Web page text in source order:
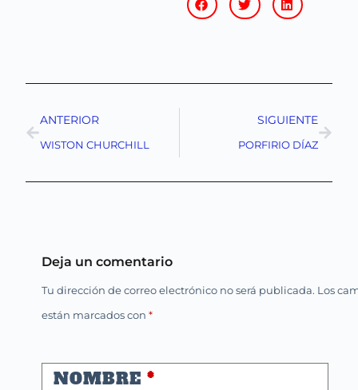
ANTERIOR
WISTON CHURCHILL
SIGUIENTE
PORFIRIO DÍAZ
Deja un comentario
Tu dirección de correo electrónico no será publicada. Los
están marcados con*
NOMBRE *